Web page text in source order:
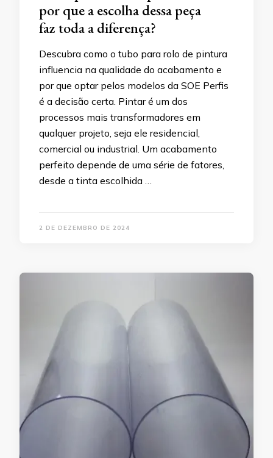
por que a escolha dessa peça
faz toda a diferença?
Descubra como o tubo para rolo de pintura
influencia na qualidade do acabamento e
por que optar pelos modelos da SOE Perfis
é a decisão certa. Pintar é um dos
processos mais transformadores em
qualquer projeto, seja ele residencial,
comercial ou industrial. Um acabamento
perfeito depende de uma série de fatores,
desde a tinta escolhida …
2 DE DEZEMBRO DE 2024